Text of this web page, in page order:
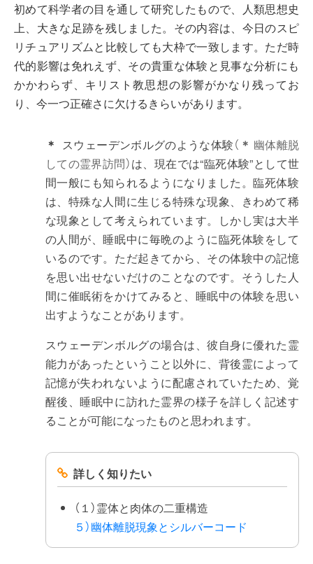
初めて科学者の目を通して研究したもので、人類思想史
上、大きな足跡を残しました。その内容は、今日のスピ
リチュアリズムと比較しても大枠で一致します。ただ時
代的影響は免れえず、その貴重な体験と見事な分析にも
かかわらず、キリスト教思想の影響がかなり残ってお
り、今一つ正確さに欠けるきらいがあります。
＊ スウェーデンボルグのような体験（ ＊ 幽体離脱
しての霊界訪問）は、現在では“臨死体験”として世
間一般にも知られるようになりました。臨死体験
は、特殊な人間に生じる特殊な現象、きわめて稀
な現象として考えられています。しかし実は大半
の人間が、睡眠中に毎晩のように臨死体験をして
いるのです。ただ起きてから、その体験中の記憶
を思い出せないだけのことなのです。そうした人
間に催眠術をかけてみると、睡眠中の体験を思い
出すようなことがあります。
スウェーデンボルグの場合は、彼自身に優れた霊
能力があったということ以外に、背後霊によって
記憶が失われないように配慮されていたため、覚
醒後、睡眠中に訪れた霊界の様子を詳しく記述す
ることが可能になったものと思われます。
詳しく知りたい
（１）霊体と肉体の二重構造
５）幽体離脱現象とシルバーコード